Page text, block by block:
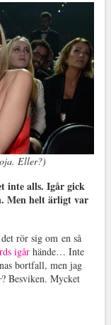
Eller?)
inte alls. Igår gick
Men helt ärligt var
rör sig om en så
igårhände… Inte
bortfall, men jag
? Besviken. Mycket